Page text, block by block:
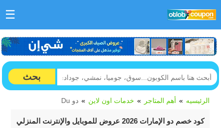
☰
بحث
الرئيسيه أهم المتاجر خدمات اون لاين دو Du
كود خصم دو الإمارات 2026 عروض للموبايل والإنترنت المنزلي